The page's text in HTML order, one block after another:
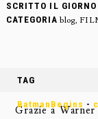
SCRITTO IL GIORNO
CATEGORIA blog,
TAG
BatmanBegins -
Grazie a